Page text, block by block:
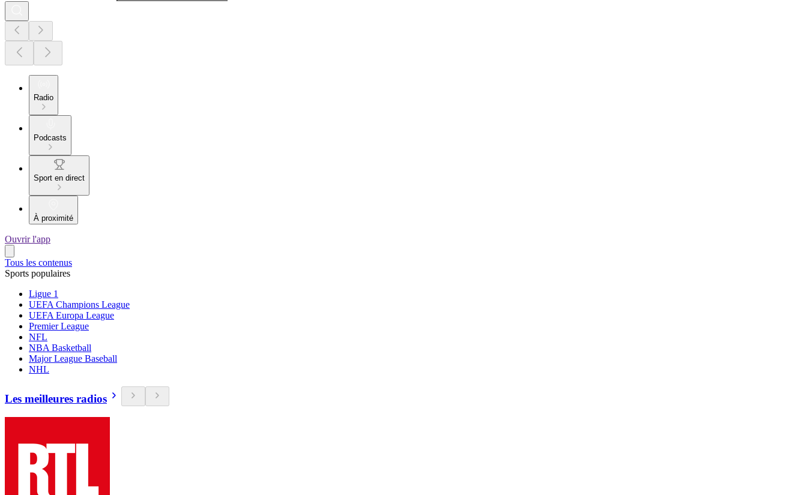
Radio
Podcasts
Sport en direct
À proximité
Ouvrir l'app
Tous les contenus
Sports populaires
Ligue 1
UEFA Champions League
UEFA Europa League
Premier League
NFL
NBA Basketball
Major League Baseball
NHL
Les meilleures radios